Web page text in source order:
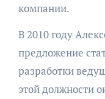
компании.
В 2010 году
предложение
разработки
этой должности